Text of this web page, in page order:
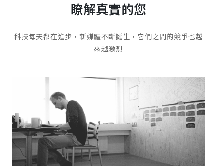
瞭解真實的您
科技每天都在進步，新媒體不斷誕生，它們之間的競爭也越
來越激烈